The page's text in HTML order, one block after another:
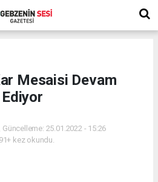
Mesaisi Devam
Ediyor
Güncelleme: 25.01.2022 - 15:26
kez okundu.